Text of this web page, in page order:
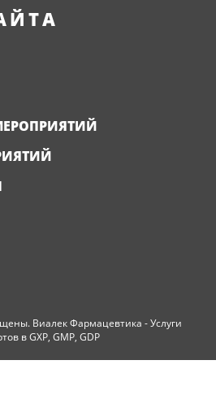
Виалек Фармацевтика - Услуги
в GXP, GMP, GDP